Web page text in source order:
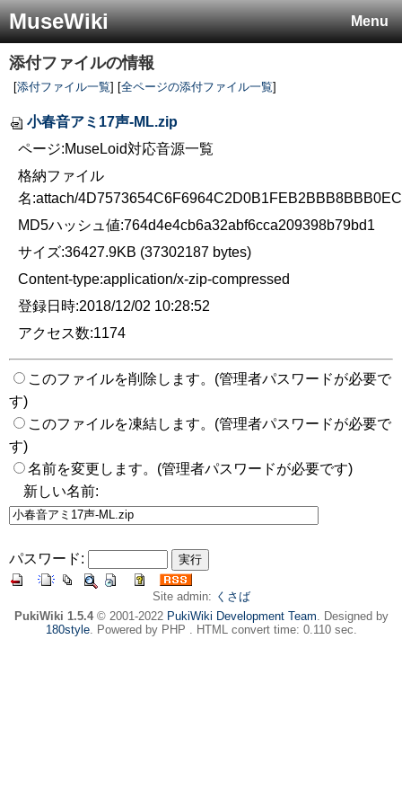
Menu
MuseWiki
添付ファイルの情報
[添付ファイル一覧] [全ページの添付ファイル一覧]
小春音アミ17声-ML.zip
ページ:MuseLoid対応音源一覧
格納ファイル
名:attach/
MD5ハッシュ値:764d4e4cb6a32abf6cca209398b79bd1
サイズ:36427.9KB (37302187 bytes)
Content-type:application/x-zip-compressed
登録日時:2018/12/02 10:28:52
アクセス数:1174
このファイルを削除します。(管理者パスワードが必要で
す)
このファイルを凍結します。(管理者パスワードが必要で
す)
名前を変更します。(管理者パスワードが必要です)
新しい名前:
パスワード:
Site admin: くさば
PukiWiki 1.5.4© 2001-2022 PukiWiki Development Team. Designed by
180style. Powered by PHP . HTML convert time: 0.110 sec.